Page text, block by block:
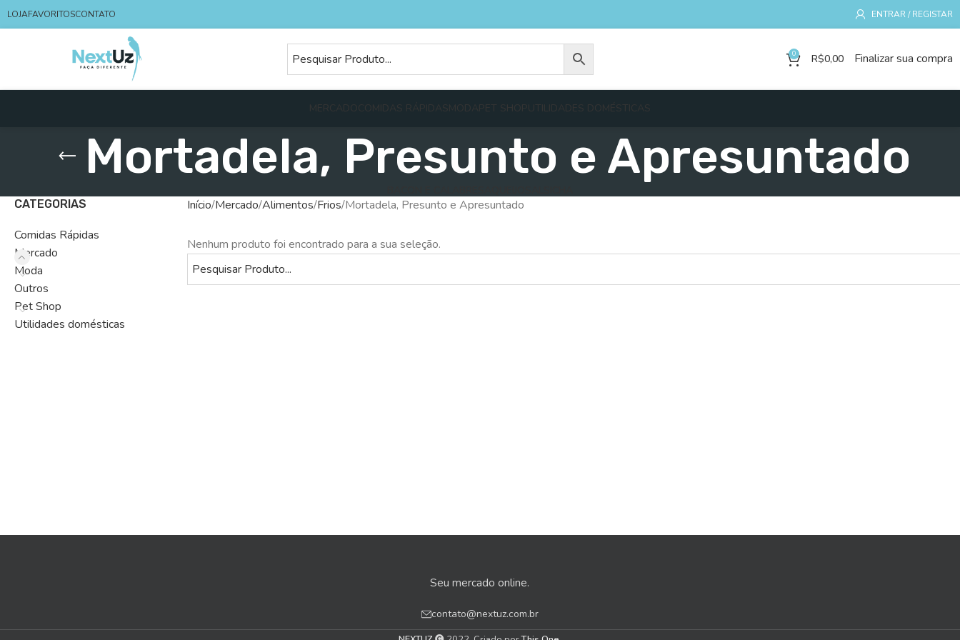
LOJAFAVORITOSCONTATO ENTRAR / REGISTAR
0 R$0,00 Finalizar sua compra
MERCADO COMIDAS RÁPIDAS MODAPET SHOP UTILIDADES DOMÉSTICAS
Mortadela, Presunto e Apresuntado
CATEGORIAS
Comidas Rápidas
Mercado
Moda
Outros
Pet Shop
Utilidades domésticas
Início Mercado Alimentos Frios Mortadela, Presunto e Apresuntado
Nenhum produto foi encontrado para a sua seleção.
Seu mercado online.
contato@nextuz.com.br